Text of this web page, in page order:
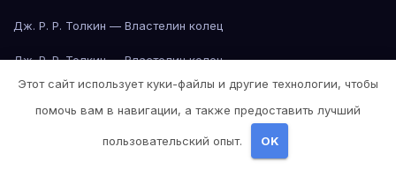
Дж. Р. Р. Толкин — Властелин колец
Дж. Р. Р. Толкин — Властелин колец
Дж. Р. Р. Толкин — Властелин колец
Этот сайт использует куки-файлы и другие технологии, чтобы
помочь вам в навигации, а также предоставить лучший
пользовательский опыт. OK